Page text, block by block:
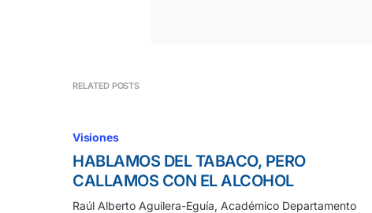
RELATED POSTS
Visiones
HABLAMOS DEL TABACO, PERO
CALLAMOS CON EL ALCOHOL
Raúl Alberto Aguilera-Eguía, Académico Departamento